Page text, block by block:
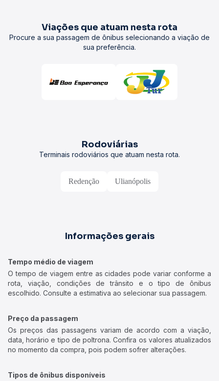
Viações que atuam nesta rota
Procure a sua passagem de ônibus selecionando a viação de
sua preferência.
Rodoviárias
Terminais rodoviários que atuam nesta rota.
Redenção Ulianópolis
Informações gerais
Tempo médio de viagem
O tempo de viagem entre as cidades pode variar conforme a
rota, viação, condições de trânsito e o tipo de ônibus
escolhido. Consulte a estimativa ao selecionar sua passagem.
Preço da passagem
Os preços das passagens variam de acordo com a viação,
data, horário e tipo de poltrona. Confira os valores atualizados
no momento da compra, pois podem sofrer alterações.
Tipos de ônibus disponíveis